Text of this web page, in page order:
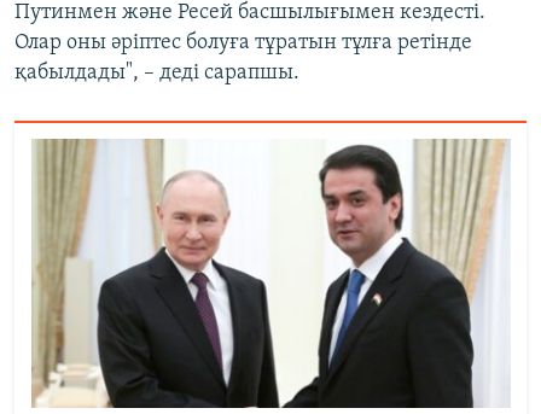
Путинмен және Ресей басшылығымен кездесті.
Олар оны әріптес болуға тұратын тұлға ретінде
қабылдады", – деді сарапшы.